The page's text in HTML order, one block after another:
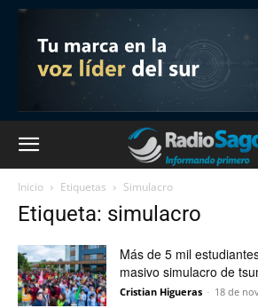
Inicio Etiquetas Simulacro
Etiqueta: simulacro
Más de 5 mil
masivo simulacro de
Cristian Higueras - 18 de